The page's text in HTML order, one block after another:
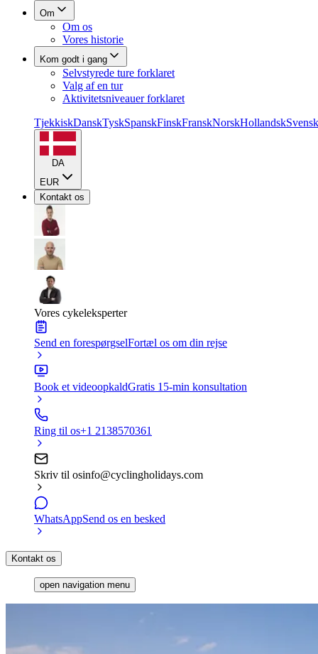
Om
Om os
Vores historie
Kom godt i gang
Selvstyrede ture forklaret
Valg af en tur
Aktivitetsniveauer forklaret
TjekkiskDanskTyskSpanskFinskFranskNorskHollandskSvensk
DA
EUR
Kontakt os
Vores cykeleksperter
Send en forespørgselFortæl os om din rejse
Book et videoopkaldGratis 15-min konsultation
Ring til os+1 2138570361
Skriv til osinfo@cyclingholidays.com
WhatsAppSend os en besked
Kontakt os
open navigation menu